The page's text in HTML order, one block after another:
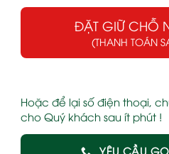
ĐẶT GIỮ CHỖ
(THANH TOÁN
Hoặc để lại số điện thoại,
cho Quý khách sau ít phút !
YÊU CẦU